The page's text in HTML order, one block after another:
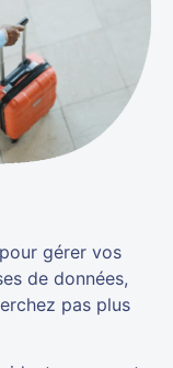
gérer vos
de données,
pas plus